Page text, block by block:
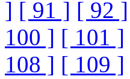
] [ 91 ] [ 92 ]
100 ] [ 101 ]
108 ] [ 109 ]